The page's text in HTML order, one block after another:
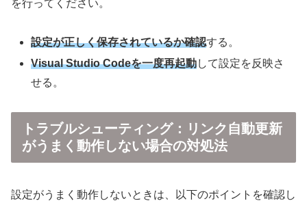
を行ってください。
設定が正しく保存されているか確認する。
Visual Studio Codeを一度再起動して設定を反映さ
せる。
トラブルシューティング：リンク自動更新
がうまく動作しない場合の対処法
設定がうまく動作しないときは、以下のポイントを確認し